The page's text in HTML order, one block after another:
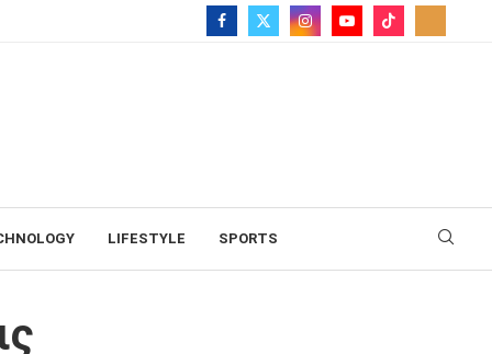
LIFESTYLE SPORTS